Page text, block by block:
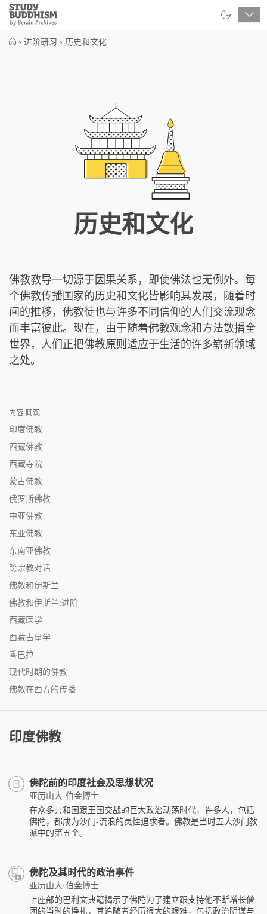
Close
Study
Buddhism
› 进阶研习 › 历史和文化
历史和文化
佛教教导一切源于因果关系，即使佛法也无例外。每
个佛教传播国家的历史和文化皆影响其发展，随着时
间的推移，佛教徒也与许多不同信仰的人们交流观念
而丰富彼此。现在，由于随着佛教观念和方法散播全
世界，人们正把佛教原则适应于生活的许多崭新领域
之处。
内容概观
印度佛教
西藏佛教
西藏寺院
蒙古佛教
俄罗斯佛教
中亚佛教
东亚佛教
东南亚佛教
跨宗教对话
佛教和伊斯兰
佛教和伊斯兰:进阶
西藏医学
西藏占星学
香巴拉
现代时期的佛教
佛教在西方的传播
印度佛教
佛陀前的印度社会及思想状况
亚历山大·伯金博士
在众多共和国跟王国交战的巨大政治动荡时代，许多人，包括
佛陀，都成为沙门-流浪的灵性追求者。佛教是当时五大沙门教
派中的第五个。
佛陀及其时代的政治事件
亚历山大·伯金博士
上座部的巴利文典籍揭示了佛陀为了建立跟支持他不断增长僧
团的当时的挣扎，其追随者经历很大的艰难，包括政治阴谋与